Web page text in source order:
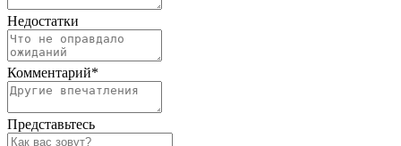
Недостатки
Комментарий*
Представьтесь